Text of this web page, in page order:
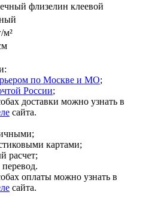
флизелин клеевой
м²
по Москве и МО;
России;
доставки можно узнать в
сайта.
картами;
расчет;
оплаты можно узнать в
сайта.